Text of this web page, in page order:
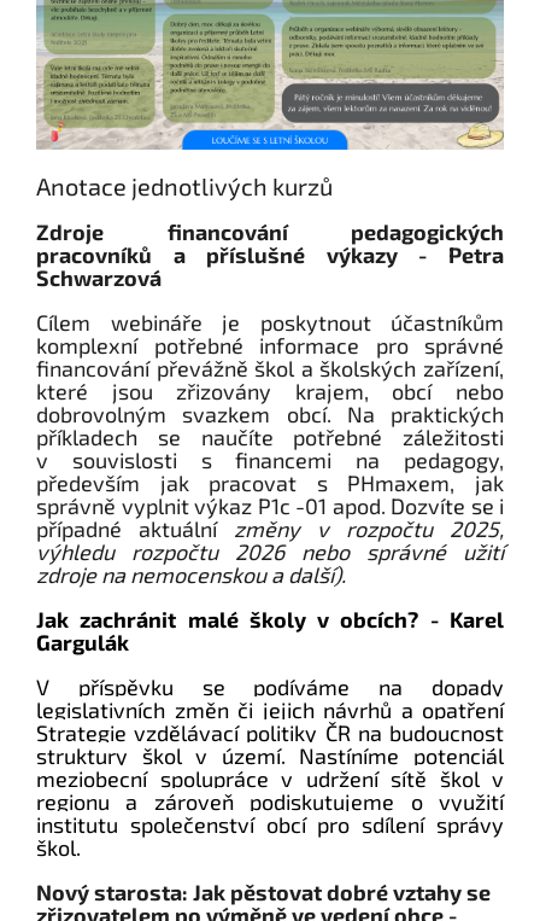
Anotace jednotlivých kurzů
Zdroje financování pedagogických
pracovníků a příslušné výkazy - Petra
Schwarzová
Cílem webináře je poskytnout účastníkům
komplexní potřebné informace pro správné
financování převážně škol a školských zařízení,
které jsou zřizovány krajem, obcí nebo
dobrovolným svazkem obcí. Na praktických
příkladech se naučíte potřebné záležitosti
v souvislosti s financemi na pedagogy,
především jak pracovat s PHmaxem, jak
správně vyplnit výkaz P1c -01 apod. Dozvíte se i
případné aktuální
změny v rozpočtu 2025,
výhledu rozpočtu 2026 nebo správné užití
zdroje na nemocenskou a další).
Jak zachránit malé školy v obcích? - Karel
Gargulák
V příspěvku se podíváme na dopady
legislativních změn či jejich návrhů a opatření
Strategie vzdělávací politiky ČR na budoucnost
struktury škol v území. Nastíníme potenciál
meziobecní spolupráce v udržení sítě škol v
regionu a zároveň podiskutujeme o využití
institutu společenství obcí pro sdílení správy
škol.
Nový starosta: Jak pěstovat dobré vztahy se
zřizovatelem po výměně ve vedení obce -